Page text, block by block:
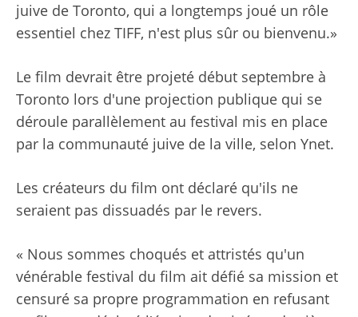
juive de Toronto, qui a longtemps joué un rôle
essentiel chez TIFF, n'est plus sûr ou bienvenu.»
Le film devrait être projeté début septembre à
Toronto lors d'une projection publique qui se
déroule parallèlement au festival mis en place
par la communauté juive de la ville, selon Ynet.
Les créateurs du film ont déclaré qu'ils ne
seraient pas dissuadés par le revers.
« Nous sommes choqués et attristés qu'un
vénérable festival du film ait défié sa mission et
censuré sa propre programmation en refusant